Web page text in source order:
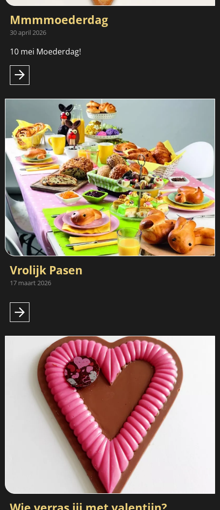
Mmmmoederdag
30 april 2026
10 mei Moederdag!
Vrolijk Pasen
17 maart 2026